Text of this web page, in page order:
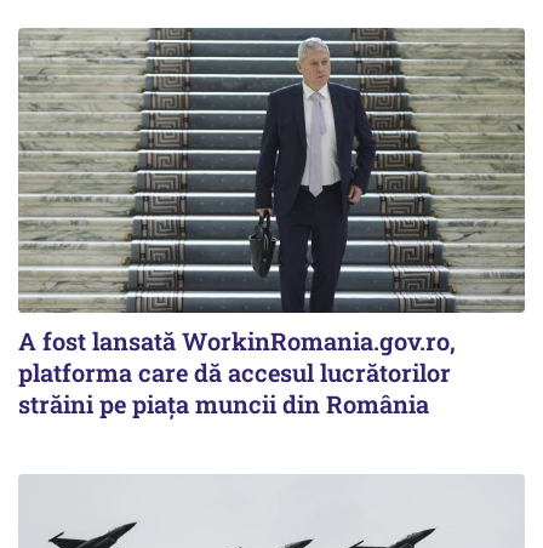
A fost lansată WorkinRomania.gov.ro,
platforma care dă accesul lucrătorilor
străini pe piața muncii din România